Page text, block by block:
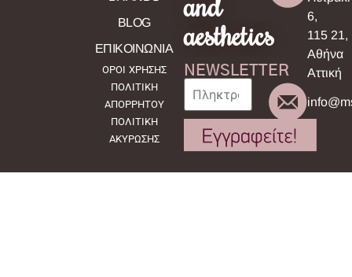
BLOG
ΕΠΙΚΟΙΝΩΝΙΑ
ΟΡΟΙ ΧΡΗΣΗΣ
ΠΟΛΙΤΙΚΗ
ΑΠΟΡΡΗΤΟΥ
ΠΟΛΙΤΙΚΗ
ΑΚΥΡΩΣΗΣ
aesthetics
NEWSLETTER
6,
115 21,
Αθήνα
Αττική